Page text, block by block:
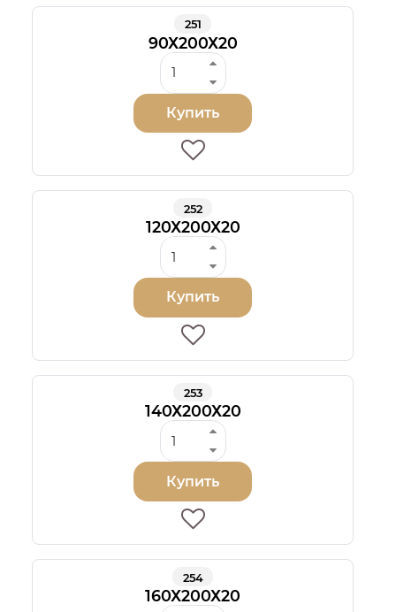
251
90Х200Х20
Купить
252
120Х200Х20
Купить
253
140Х200Х20
Купить
254
160Х200Х20